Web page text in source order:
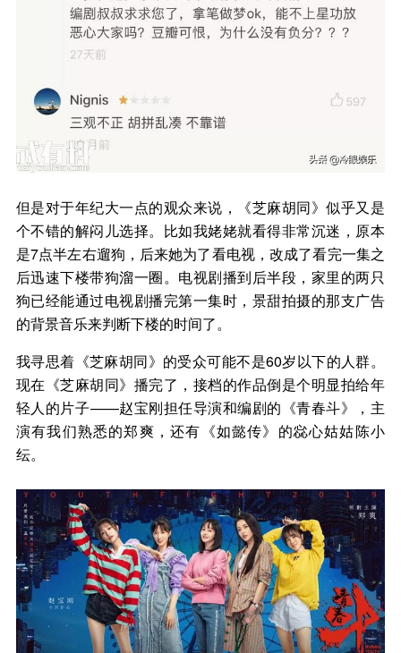
但是对于年纪大一点的观众来说，《芝麻胡同》似乎又是
个不错的解闷儿选择。比如我姥姥就看得非常沉迷，原本
是7点半左右遛狗，后来她为了看电视，改成了看完一集之
后迅速下楼带狗溜一圈。电视剧播到后半段，家里的两只
狗已经能通过电视剧播完第一集时，景甜拍摄的那支广告
的背景音乐来判断下楼的时间了。
我寻思着《芝麻胡同》的受众可能不是60岁以下的人群。
现在《芝麻胡同》播完了，接档的作品倒是个明显拍给年
轻人的片子——赵宝刚担任导演和编剧的《青春斗》，主
演有我们熟悉的郑爽，还有《如懿传》的惢心姑姑陈小
纭。